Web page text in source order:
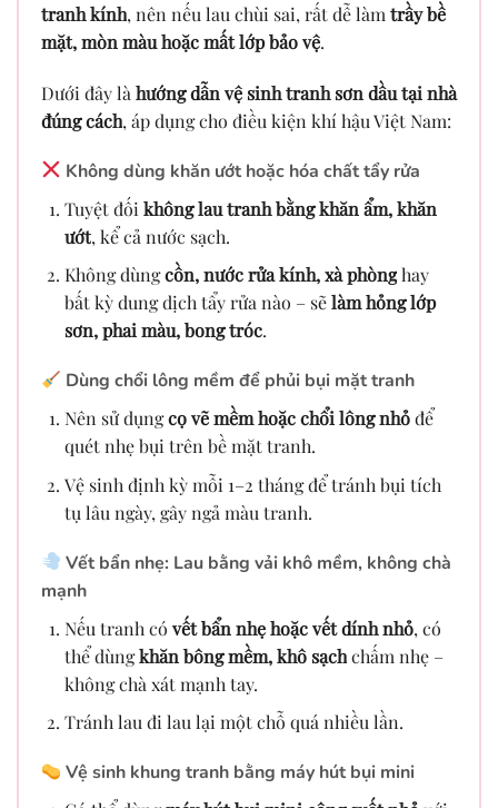
tranh kính, nên nếu lau chùi sai, rất dễ làmtrầy bề
mặt, mòn màu hoặc mất lớp bảo vệ.
Dưới đây là hướng dẫn vệ sinh tranh sơn dầu tại nhà
đúng cách, áp dụng cho điều kiện khí hậu Việt Nam:
Không dùng khăn ướt hoặc hóa chất tẩy rửa
Tuyệt đối không lau tranh bằng khăn ẩm, khăn
ướt, kể cả nước sạch.
Không dùngcồn, nước rửa kính, xà phònghay
bất kỳ dung dịch tẩy rửa nào – sẽlàm hỏng lớp
sơn, phai màu, bong tróc.
Dùng chổi lông mềm để phủi bụi mặt tranh
Nên sử dụngcọ vẽ mềm hoặc chổi lông nhỏđể
quét nhẹ bụi trên bề mặt tranh.
Vệ sinh định kỳ mỗi 1–2 tháng để tránh bụi tích
tụ lâu ngày, gây ngả màu tranh.
Vết bẩn nhẹ: Lau bằng vải khô mềm, không chà
mạnh
Nếu tranh có vết bẩn nhẹ hoặc vết dính nhỏ, có
thể dùngkhăn bông mềm, khô sạchchấm nhẹ –
không chà xát mạnh tay.
Tránh lau đi lau lại một chỗ quá nhiều lần.
Vệ sinh khung tranh bằng máy hút bụi mini